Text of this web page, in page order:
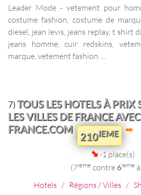
Leader Mode - vetement pour
costume fashion, costume de
diesel, jean levis, jeans replay, t shirt
jeans homme, cuir redskins,
marque, vetement fashion. ...
7)TOUS LES HOTELS À PRIX
LES VILLES DE FRANCE
FRANCE.COM
210IEME
-1 place(s)
(7ieme contre 6ieme
Hotels / Régions / Villes /